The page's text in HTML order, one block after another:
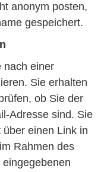
anonym posten,
gespeichert.
nach einer
Sie erhalten
ob Sie der
Adresse sind. Sie
einen Link in
Rahmen des